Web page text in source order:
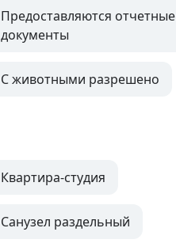
Предоставляются отчетные
документы
С животными разрешено
Квартира-студия
Санузел раздельный